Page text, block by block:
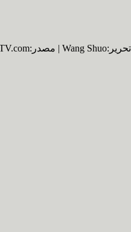
تحرير:Wang Shuo | مصدر:CCTV.com